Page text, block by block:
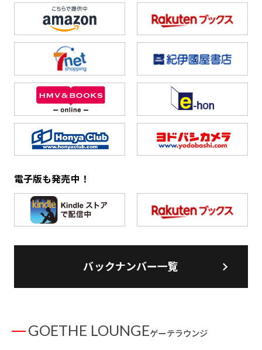
電子版も発売中！
バックナンバー一覧
GOETHE LOUNGEゲーテラウンジ